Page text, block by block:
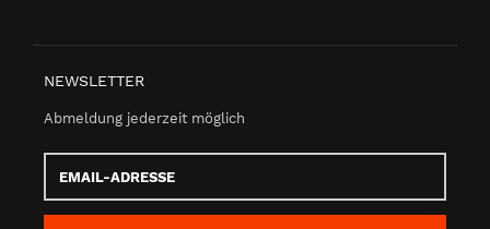
NEWSLETTER
Abmeldung jederzeit möglich
Adresse